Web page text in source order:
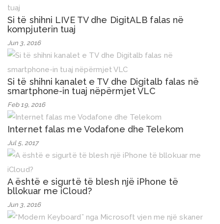
Si të shihni LIVE TV dhe DigitALB falas në
kompjuterin tuaj
Jun 3, 2016
Si të shihni kanalet e TV dhe Digitalb falas në
smartphone-in tuaj nëpërmjet VLC
Feb 19, 2016
Internet falas me Vodafone dhe Telekom
Jul 5, 2017
A është e sigurtë të blesh një iPhone të
bllokuar me iCloud?
Jun 3, 2016